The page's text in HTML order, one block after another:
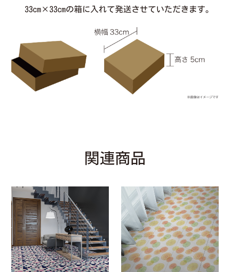
33cm×33cmの箱に入れて発送させていただきます。
関連商品